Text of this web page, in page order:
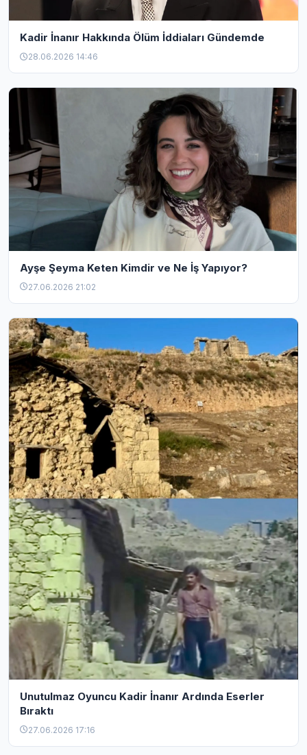
Kadir İnanır Hakkında Ölüm İddiaları Gündemde
28.06.2026 14:46
Ayşe Şeyma Keten Kimdir ve Ne İş Yapıyor?
27.06.2026 21:02
Unutulmaz Oyuncu Kadir İnanır Ardında Eserler
Bıraktı
27.06.2026 17:16